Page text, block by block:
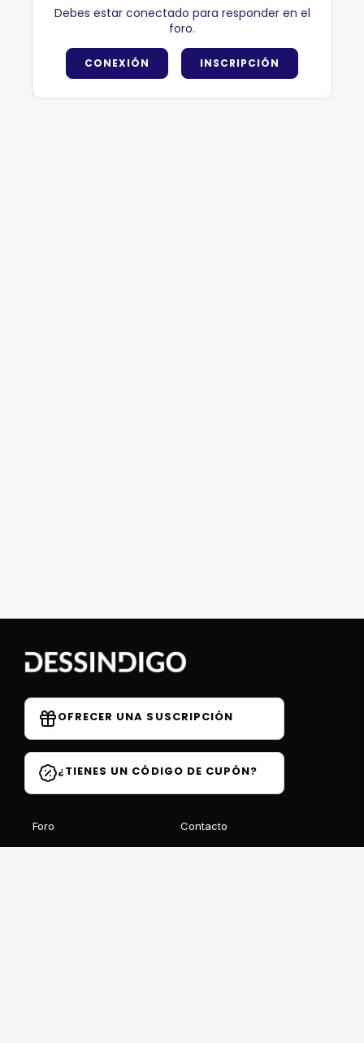
Debes estar conectado para responder en el
foro.
CONEXIÓN INSCRIPCIÓN
OFRECER UNA SUSCRIPCIÓN
¿TIENES UN CÓDIGO DE CUPÓN?
Foro Contacto